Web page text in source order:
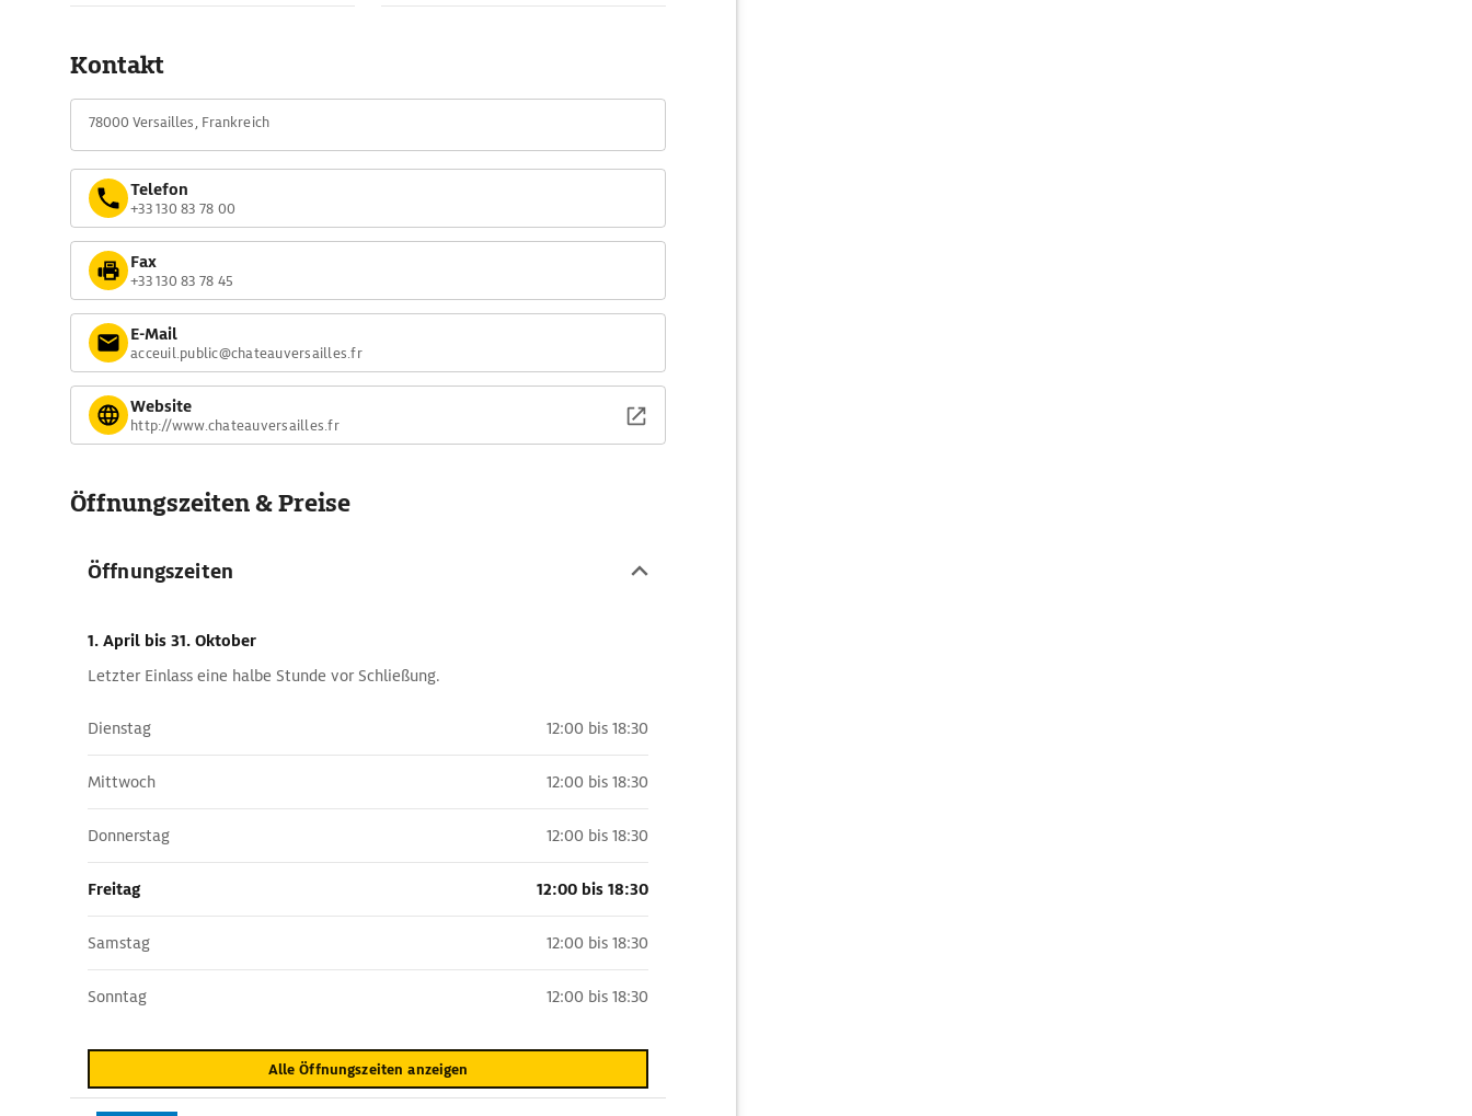
Kontakt
78000 Versailles, Frankreich
Telefon
+33 130 83 78 00
Fax
+33 130 83 78 45
E-Mail
acceuil.public@chateauversailles.fr
Website
http://www.chateauversailles.fr
Öffnungszeiten & Preise
Öffnungszeiten
1. April bis 31. Oktober
Letzter Einlass eine halbe Stunde vor Schließung.
Dienstag 12:00 bis 18:30
Mittwoch 12:00 bis 18:30
Donnerstag 12:00 bis 18:30
Freitag 12:00 bis 18:30
Samstag 12:00 bis 18:30
Sonntag 12:00 bis 18:30
Alle Öffnungszeiten anzeigen